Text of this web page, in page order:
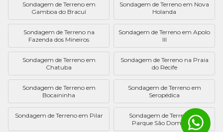
Sondagem de Terreno em
Gamboa do Bracuí
Sondagem de Terreno em Nova
Holanda
Sondagem de Terreno na
Fazenda dos Mineiros
Sondagem de Terreno em Apolo
III
Sondagem de Terreno em
Chatuba
Sondagem de Terreno na Praia
do Recife
Sondagem de Terreno em
Bocaininha
Sondagem de Terreno em
Seropédica
Sondagem de Terreno em Pilar
Sondagem de Terreno no
Parque São Domingos